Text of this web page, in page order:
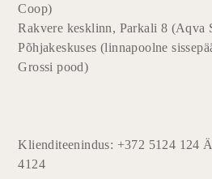
Coop)
Rakvere kesklinn, Parkali 8 (Aqva
Põhjakeskuses (linnapoolne
Grossi pood)
Klienditeenindus: +372 5124 124
4124